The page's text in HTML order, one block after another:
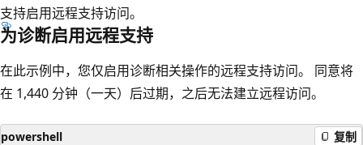
支持启用远程支持访问。
为诊断启用远程支持
在此示例中，您仅启用诊断相关操作的远程支持访问。 同意将
在 1,440 分钟（一天）后过期，之后无法建立远程访问。
powershell 复制